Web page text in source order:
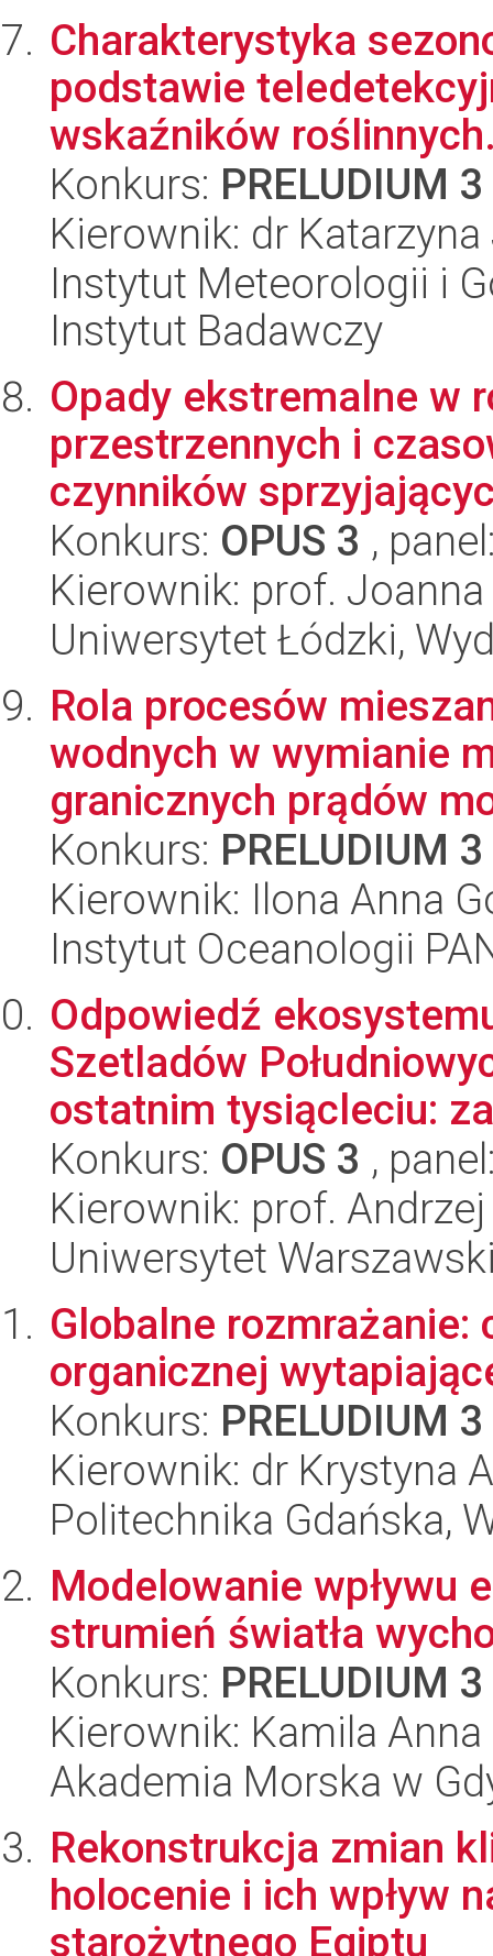
Charakterystyka
podstawie
wskaźników
Konkurs: PRELUDIUM 3
Kierownik: dr Katarzyna
Instytut Meteorologii i
Instytut Badawczy
Opady ekstremalne w
przestrzennych i
czynników
Konkurs: OPUS 3 ,
Kierownik: prof.
Uniwersytet Łódzki,
Rola procesów
wodnych w wymianie
granicznych prądów
Konkurs: PRELUDIUM 3
Kierownik: Ilona Anna
Instytut Oceanologii
Odpowiedź
Szetladów
ostatnim tysiącleciu:
Konkurs: OPUS 3 ,
Kierownik: prof.
Uniwersytet
Globalne
organicznej
Konkurs: PRELUDIUM 3
Kierownik: dr Krystyna
Politechnika Gdańska,
Modelowanie wpływu
strumień światła
Konkurs: PRELUDIUM 3
Kierownik: Kamila Anna
Akademia Morska w
Rekonstrukcja zmian
holocenie i ich wpływ
starożytnego Egiptu